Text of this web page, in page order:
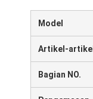
Model
Artikel-artikel
Bagian NO.